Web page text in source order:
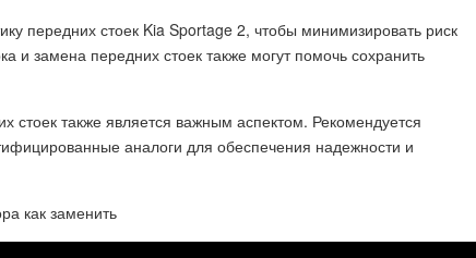
передних стоек Kia Sportage 2, чтобы минимизировать риск
и замена передних стоек также могут помочь сохранить
также является важным аспектом. Рекомендуется
аналоги для обеспечения надежности и
как заменить